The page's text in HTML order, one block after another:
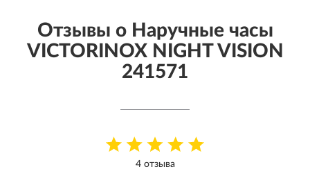
Отзывы о Наручные часы
VICTORINOX NIGHT VISION
241571
4 отзыва